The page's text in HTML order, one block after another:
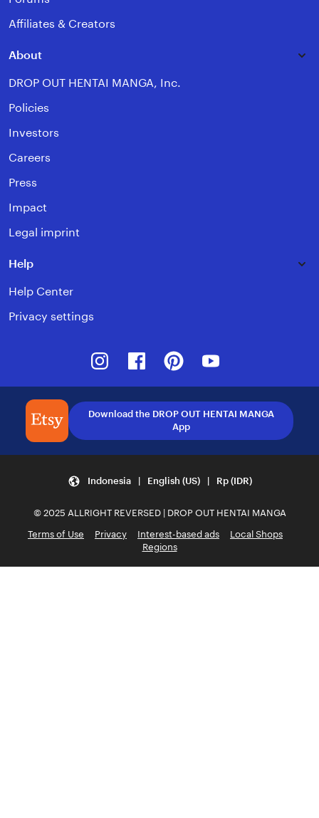
Affiliates & Creators
About
DROP OUT HENTAI MANGA, Inc.
Policies
Investors
Careers
Press
Impact
Legal imprint
Help
Help Center
Privacy settings
InstagramFacebookPinterest
Download the DROP OUT HENTAI MANGA
App
Indonesia | English (US) | Rp (IDR)
© 2025 ALLRIGHT REVERSED | DROP OUT HENTAI MANGA
Terms of Use
Privacy Interest-based ads
Local Shops
Regions